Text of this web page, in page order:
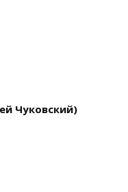
Чуковский)